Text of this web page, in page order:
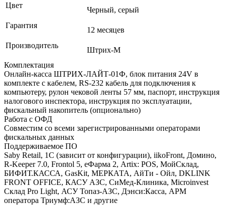
Цвет
Черный, серый
Гарантия
12 месяцев
Производитель
Штрих-М
Комплектация
Онлайн-касса ШТРИХ-ЛАЙТ-01Ф, блок питания 24V в
комплекте с кабелем, RS-232 кабель для подключения к
компьютеру, рулон чековой ленты 57 мм, паспорт, инструкция
налогового инспектора, инструкция по эксплуатации,
фискальный накопитель (опционально)
Работа с ОФД
Совместим со всеми зарегистрированными операторами
фискальных данных
Поддерживаемое ПО
Saby Retail, 1С (зависит от конфигурации), iikoFront, Домино,
R-Keeper 7.0, Frontol 5, eФарма 2, Artix: POS, МойСклад,
БИФИТ.КАССА, GasKit, МЕРКАТА, АйТи - Ойл, DKLINK
FRONT OFFICE, КАСУ АЗС, СиМед-Клиника, Microinvest
Склад Pro Light, АСУ Топаз-АЗС, Дэнси:Касса, АРМ
оператора Триумф:АЗС и другие